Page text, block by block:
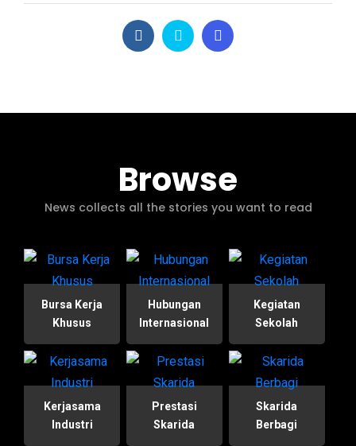
Browse
News collects all the stories you want to read
Bursa Kerja
Khusus
Hubungan
Internasional
Kegiatan
Sekolah
Kerjasama
Industri
Prestasi
Skarida
Skarida
Berbagi